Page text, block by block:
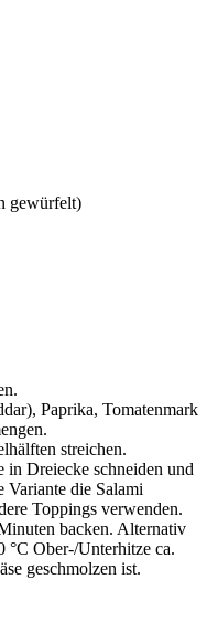
gewürfelt)
Paprika, Tomatenmark
streichen.
in Dreiecke schneiden und
Variante die Salami
Toppings verwenden.
backen. Alternativ
°C Ober-/Unterhitze ca.
geschmolzen ist.